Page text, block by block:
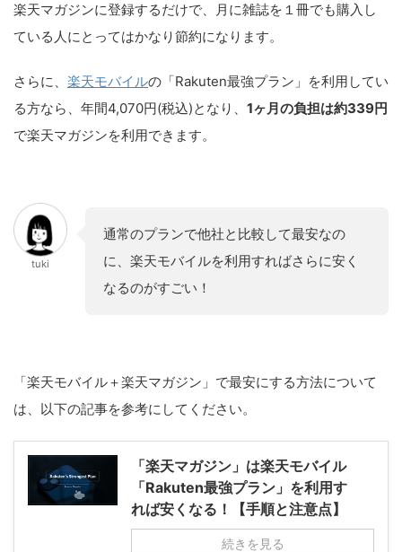
楽天マガジンに登録するだけで、月に雑誌を１冊でも購入し
ている人にとってはかなり節約になります。
さらに、 楽天モバイルの「Rakuten最強プラン」を利用してい
る方なら、年間4,070円(税込)となり、 1ヶ月の負担は約339円
で楽天マガジンを利用できます。
tuki
通常のプランで他社と比較して最安なの
に、楽天モバイルを利用すればさらに安く
なるのがすごい！
「楽天モバイル＋楽天マガジン」で最安にする方法について
は、以下の記事を参考にしてください。
「楽天マガジン」は楽天モバイル
「Rakuten最強プラン」を利用す
れば安くなる！【手順と注意点】
続きを見る